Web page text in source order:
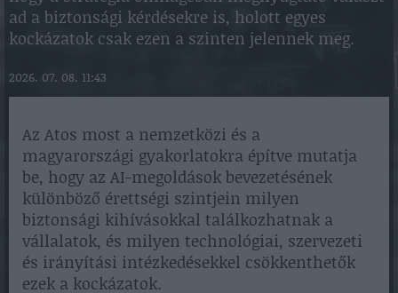
ad a biztonsági kérdésekre is, holott egyes
kockázatok csak ezen a szinten jelennek meg.
2026. 07. 08. 11:43
Az Atos most a nemzetközi és a
magyarországi gyakorlatokra építve mutatja
be, hogy az AI-megoldások bevezetésének
különböző érettségi szintjein milyen
biztonsági kihívásokkal találkozhatnak a
vállalatok, és milyen technológiai, szervezeti
és irányítási intézkedésekkel csökkenthetők
ezek a kockázatok.